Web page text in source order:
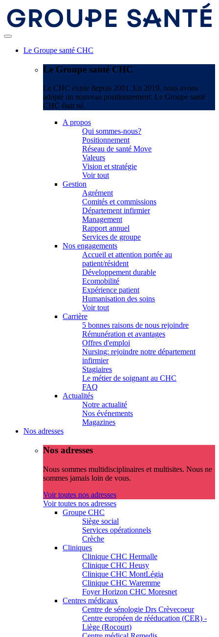
Le Groupe santé CHC
Le Groupe santé CHC
Le CHC existe depuis 2001. En 2019, nous avons
adopté un nouveau positionnement. Le Groupe santé
CHC était né.
A propos
Qui sommes-nous?
Positionnement
Réseau de santé Move
Valeurs
Vision et stratégie
Voir tout
Gestion
Agrément
Comités et commissions
Département infirmier
Management
Rapport annuel
Services de groupe
Nos engagements
Accueil et attention portée au
patient/résident
Développement durable
Ecomobilité
Expérience patient
Humanisation des soins
Voir tout
Carrière
5 bonnes raisons de nous rejoindre
Rémunération et avantages
Offres d'emploi
Nursing: rejoindre notre département
infirmier
Stagiaires
Le métier de soignant au CHC
FAQ
Actualités
Notre actualité
Nos événements
Magazines
Nos adresses
Nos adresses
Nous sommes multidisciplinaires et multisites. Nous ne
sommes jamais loin de vous.
Voir toutes nos adresses
Voir toutes nos adresses
Groupe CHC
Siège social
Services opérationnels
Crèche
Cliniques
Clinique CHC Hermalle
Clinique CHC Heusy
Clinique CHC MontLégia
Clinique CHC Waremme
Foyer Horizon CHC Moresnet
Centres médicaux
Centre de sénologie Drs Crèvecoeur
Centre européen de rééducation (CER) -
Liège (Rocourt)